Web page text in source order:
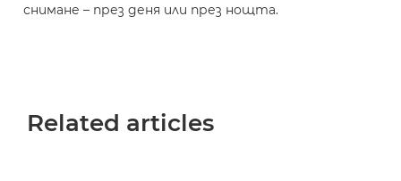
снимане – през деня или през нощта.
Related articles